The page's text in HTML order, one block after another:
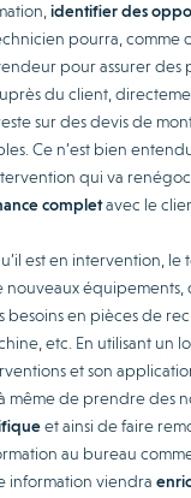
identifier des
pourra, comme
pour assurer des
du client,
sur des devis de
Ce n’est bien
qui va
completavec le
est en intervention, le
équipements,
besoins en pièces de
etc. En utilisant un
et son
même de prendre des
et ainsi de faire
au bureau
information viendra